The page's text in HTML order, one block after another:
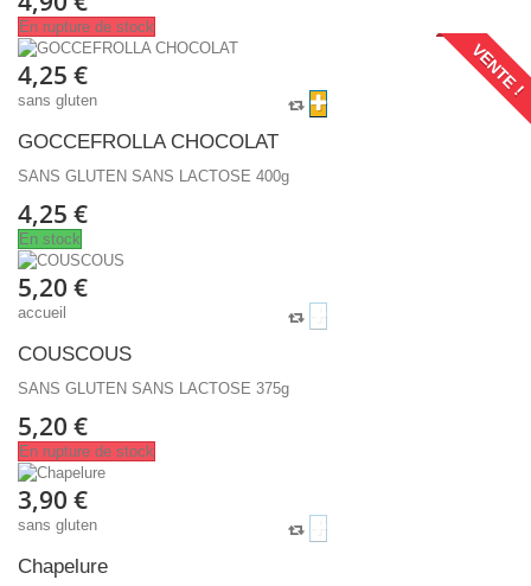
En rupture de stock
4,25 € VENTE !
sans gluten
GOCCEFROLLA CHOCOLAT
SANS GLUTEN SANS LACTOSE 400g
4,25 €
En stock
5,20 €
accueil
COUSCOUS
SANS GLUTEN SANS LACTOSE 375g
5,20 €
En rupture de stock
3,90 €
sans gluten
Chapelure